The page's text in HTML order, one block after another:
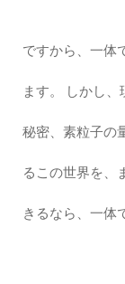
ですから、一体
ます。 しかし
秘密、素粒子の
るこの世界を、
きるなら、一体